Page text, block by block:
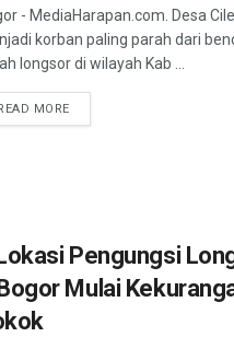
- MediaHarapan.com. Desa
korban paling parah dari
longsor di wilayah Kab ...
MORE
Pengungsi
Mulai